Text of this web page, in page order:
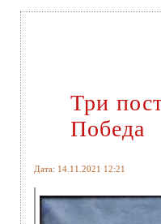
Три
Победа
Дата: 14.11.2021 12:21